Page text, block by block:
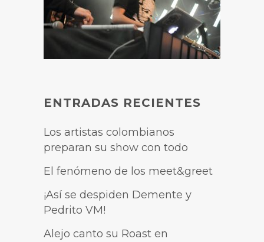
ENTRADAS RECIENTES
Los artistas colombianos
preparan su show con todo
El fenómeno de los meet&greet
¡Así se despiden Demente y
Pedrito VM!
Alejo canto su Roast en